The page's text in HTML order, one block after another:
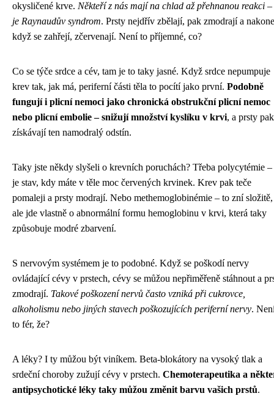
okysličené krve. Někteří z nás mají na chlad až přehnanou reakci –
je Raynaudův syndrom. Prsty nejdřív zbělají, pak zmodrají a
když se zahřejí, zčervenají. Není to příjemné, co?
Co se týče srdce a cév, tam je to taky jasné. Když srdce nepumpuje
krev tak, jak má, periferní části těla to pocítí jako první. Podobně
fungují i plicní nemoci jako chronická obstrukční plicní nemoc
nebo plicní embolie – snižují množství kyslíku v krvi, a prsty pak
získávají ten namodralý odstín.
Taky jste někdy slyšeli o krevních poruchách? Třeba polycytémie –
je stav, kdy máte v těle moc červených krvinek. Krev pak teče
pomaleji a prsty modrají. Nebo methemoglobinémie – to zní složitě,
ale jde vlastně o abnormální formu hemoglobinu v krvi, která taky
způsobuje modré zbarvení.
S nervovým systémem je to podobné. Když se poškodí nervy
ovládající cévy v prstech, cévy se můžou nepřiměřeně stáhnout a
zmodrají. Takové poškození nervů často vzniká při cukrovce,
alkoholismu nebo jiných stavech poškozujících periferní nervy.
to fér, že?
A léky? I ty můžou být viníkem. Beta-blokátory na vysoký tlak a
srdeční choroby zužují cévy v prstech. Chemoterapeutika a
antipsychotické léky taky můžou změnit barvu vašich prstů.